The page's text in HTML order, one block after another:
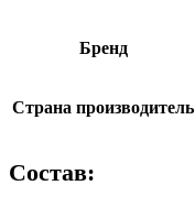
Бренд
Страна производитель
Состав: